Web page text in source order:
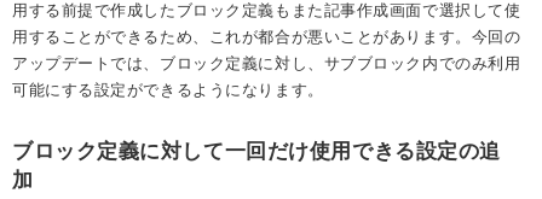
用する前提で作成したブロック定義もまた記事作成画面で選択して使
用することができるため、これが都合が悪いことがあります。今回の
アップデートでは、ブロック定義に対し、サブブロック内でのみ利用
可能にする設定ができるようになります。
ブロック定義に対して一回だけ使用できる設定の追
加